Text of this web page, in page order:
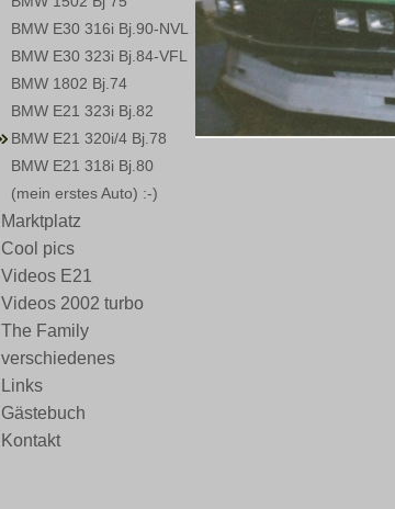
BMW E30 316i Bj.90-NVL
BMW E30 323i Bj.84-VFL
BMW 1802 Bj.74
BMW E21 323i Bj.82
BMW E21 320i/4 Bj.78
BMW E21 318i Bj.80
(mein erstes Auto) :-)
Marktplatz
Cool pics
Videos E21
Videos 2002 turbo
The Family
verschiedenes
Links
Gästebuch
Kontakt